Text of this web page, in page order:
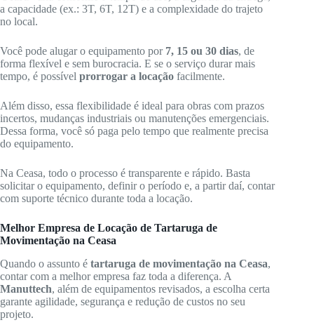
a capacidade (ex.: 3T, 6T, 12T) e a complexidade do trajeto
no local.
Você pode alugar o equipamento por 7, 15 ou 30 dias, de
forma flexível e sem burocracia. E se o serviço durar mais
tempo, é possível prorrogar a locação facilmente.
Além disso, essa flexibilidade é ideal para obras com prazos
incertos, mudanças industriais ou manutenções emergenciais.
Dessa forma, você só paga pelo tempo que realmente precisa
do equipamento.
Na Ceasa, todo o processo é transparente e rápido. Basta
solicitar o equipamento, definir o período e, a partir daí, contar
com suporte técnico durante toda a locação.
Melhor Empresa de Locação de Tartaruga de
Movimentação na Ceasa
Quando o assunto é tartaruga de movimentação na Ceasa,
contar com a melhor empresa faz toda a diferença. A
Manuttech, além de equipamentos revisados, a escolha certa
garante agilidade, segurança e redução de custos no seu
projeto.